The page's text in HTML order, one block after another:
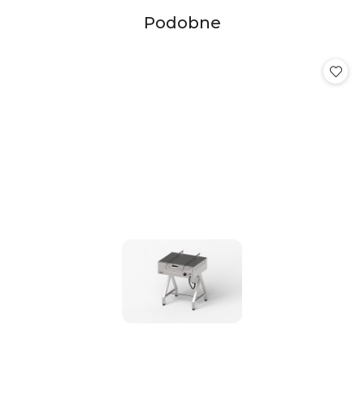
Pomiń karuzelę produktów
Produkty
Podobne